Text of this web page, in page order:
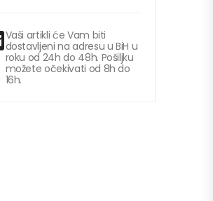
Vaši artikli će Vam biti
dostavljeni na adresu u BiH u
roku od 24h do 48h. Pošiljku
možete očekivati od 8h do
16h.